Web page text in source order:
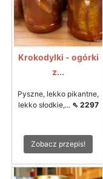
Krokodylki - ogórki
z...
Pyszne, lekko pikantne,
lekko słodkie,... ⇖ 2297
Zobacz przepis!